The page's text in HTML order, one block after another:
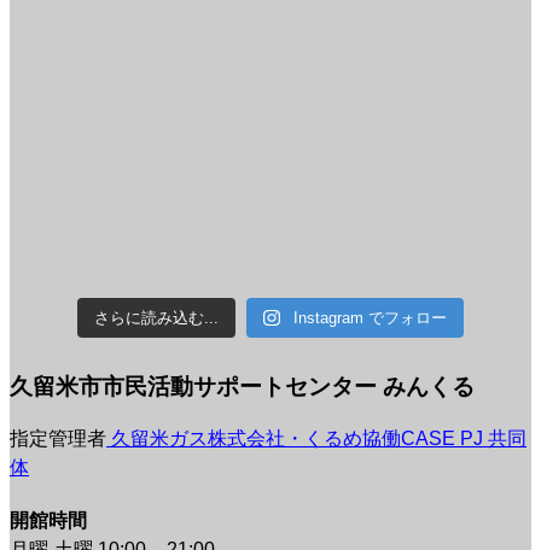
さらに読み込む... Instagram でフォロー
久留米市市民活動サポートセンター みんくる
指定管理者 久留米ガス株式会社・くるめ協働CASE PJ 共同
体
開館時間